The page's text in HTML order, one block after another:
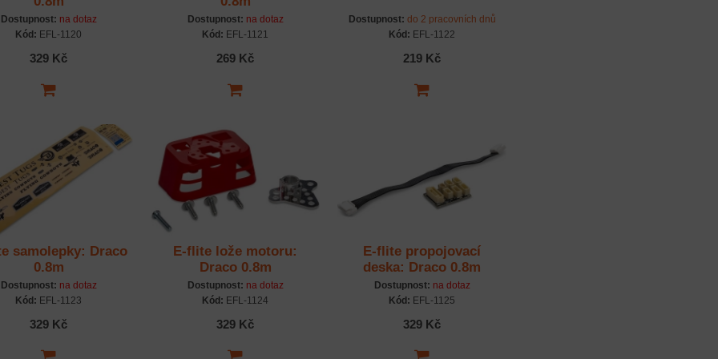
Dostupnost: na dotaz
Kód: EFL-1120
329 Kč
Dostupnost: na dotaz
Kód: EFL-1121
269 Kč
Dostupnost: do 2 pracovních dnů
Kód: EFL-1122
219 Kč
samolepky: Draco
0.8m
Dostupnost: na dotaz
Kód: EFL-1123
329 Kč
E-flite lože motoru:
Draco 0.8m
Dostupnost: na dotaz
Kód: EFL-1124
329 Kč
E-flite propojovací
deska: Draco 0.8m
Dostupnost: na dotaz
Kód: EFL-1125
329 Kč